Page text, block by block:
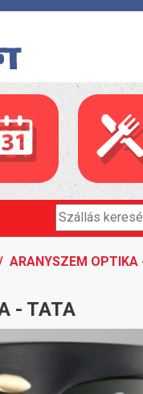
ARANYSZEM OPTIKA
- TATA